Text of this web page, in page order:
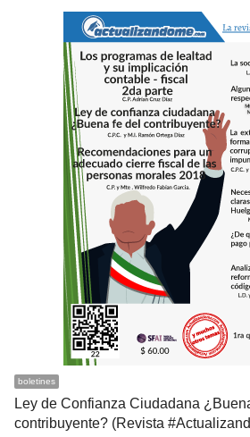
boletines
Ley de Confianza Ciudadana
contribuyente? (Revista